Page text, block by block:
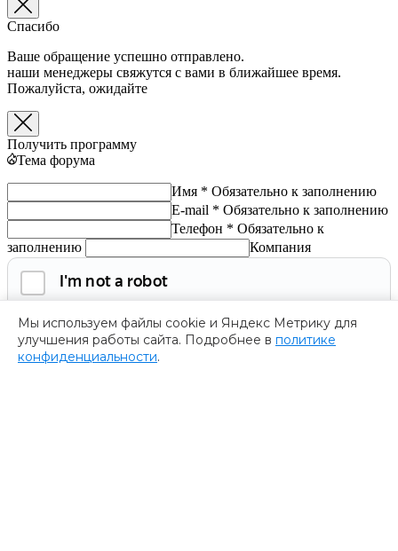
Мы используем файлы cookie и Яндекс Метрику для
улучшения работы сайта. Подробнее в политике
конфиденциальности.
Спасибо
Ваше обращение успешно отправлено.
наши менеджеры свяжутся с вами в ближайшее время.
Пожалуйста, ожидайте
Получить программу
Тема форума
Имя * Обязательно к заполнению
E-mail * Обязательно к заполнению
Телефон * Обязательно к
заполнению
Компания